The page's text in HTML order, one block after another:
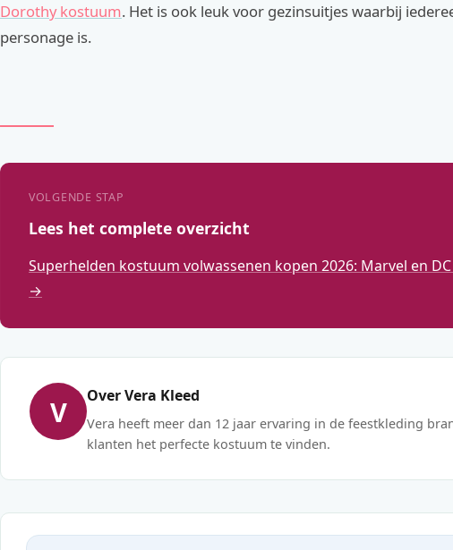
Dorothy kostuum. Het is ook leuk voor gezinsuitjes waarbij
personage is.
VOLGENDE STAP
Lees het complete overzicht
Superhelden kostuum volwassenen kopen 2026: Marvel en
→
V Over Vera Kleed
Vera heeft meer dan 12 jaar ervaring in de feestkleding
klanten het perfecte kostuum te vinden.